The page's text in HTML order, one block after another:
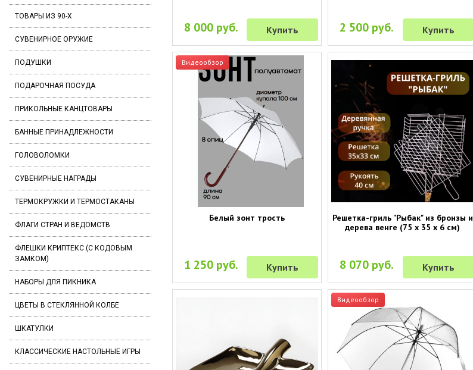
ТОВАРЫ ИЗ 90-Х
СУВЕНИРНОЕ ОРУЖИЕ
ПОДУШКИ
ПОДАРОЧНАЯ ПОСУДА
ПРИКОЛЬНЫЕ КАНЦТОВАРЫ
БАННЫЕ ПРИНАДЛЕЖНОСТИ
ГОЛОВОЛОМКИ
СУВЕНИРНЫЕ НАГРАДЫ
ТЕРМОКРУЖКИ И ТЕРМОСТАКАНЫ
ФЛАГИ СТРАН И ВЕДОМСТВ
ФЛЕШКИ КРИПТЕКС (С КОДОВЫМ
ЗАМКОМ)
НАБОРЫ ДЛЯ ПИКНИКА
ЦВЕТЫ В СТЕКЛЯННОЙ КОЛБЕ
ШКАТУЛКИ
КЛАССИЧЕСКИЕ НАСТОЛЬНЫЕ ИГРЫ
8 000 руб. Купить 2 500 руб. Купить
Видеообзор
Белый зонт трость
1 250 руб. Купить
Решетка-гриль "Рыбак" из бронзы и
дерева венге (75 х 35 х 6 см)
8 070 руб. Купить
Видеообзор